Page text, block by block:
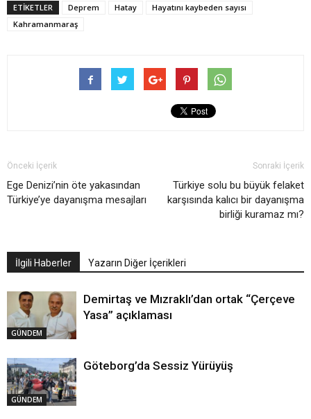
ETIKETLER Deprem Hatay
Hayatını kaybeden sayısı
Kahramanmaraş
Önceki İçerik
Ege Denizi’nin öte yakasından
Türkiye’ye dayanışma mesajları
Sonraki İçerik
Türkiye solu bu büyük felaket
karşısında kalıcı bir dayanışma
birliği kuramaz mı?
İlgili Haberler Yazarın Diğer İçerikleri
GÜNDEM
Demirtaş ve Mızraklı’dan ortak “Çerçeve
Yasa” açıklaması
GÜNDEM
Göteborg’da Sessiz Yürüyüş